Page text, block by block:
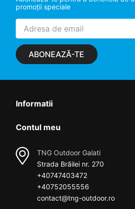
promoţii speciale
ABONEAZĂ-TE
Informatii
Contul meu
TNG Outdoor Galati
Strada Brăilei nr. 270
+40747403472
+40752055556
contact@tng-outdoor.ro